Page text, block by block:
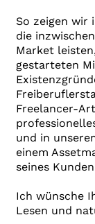
So zeigen wir
die
Market
gestarteten
Freelancer-
und in
einem
seines
Ich wünsche
Lesen und